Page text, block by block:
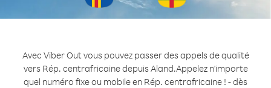
Avec Viber Out vous pouvez passer des appels de qualité
vers Rép. centrafricaine depuis Aland.Appelez n'importe
quel numéro fixe ou mobile en Rép. centrafricaine ! - dès